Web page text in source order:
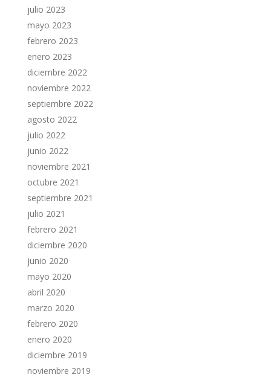
julio 2023
mayo 2023
febrero 2023
enero 2023
diciembre 2022
noviembre 2022
septiembre 2022
agosto 2022
julio 2022
junio 2022
noviembre 2021
octubre 2021
septiembre 2021
julio 2021
febrero 2021
diciembre 2020
junio 2020
mayo 2020
abril 2020
marzo 2020
febrero 2020
enero 2020
diciembre 2019
noviembre 2019